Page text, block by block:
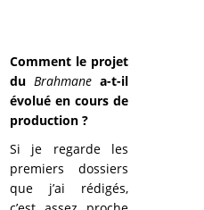
Comment le projet
du Brahmanea-t-il
évolué en cours de
production ?
Si je regarde les
premiers dossiers
que j’ai rédigés,